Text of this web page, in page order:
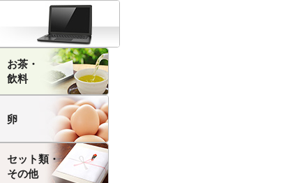
お茶・
飲料
卵
セット類・
その他